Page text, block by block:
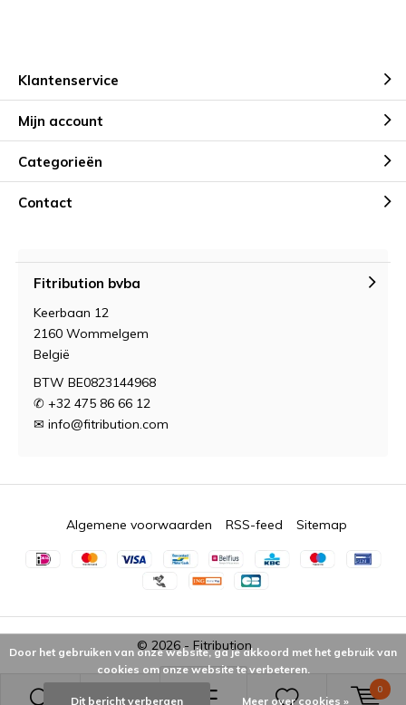
0
Klantenservice
Mijn account
Categorieën
Contact
Fitribution bvba
Keerbaan 12
2160 Wommelgem
België
BTW BE0823144968
✆ +32 475 86 66 12
✉ info@fitribution.com
© 2026 - Fitribution
Algemene voorwaarden RSS-feed Sitemap
Door het gebruiken van onze website, ga je akkoord met het gebruik van
cookies om onze website te verbeteren.
Dit bericht verbergen Meer over cookies »